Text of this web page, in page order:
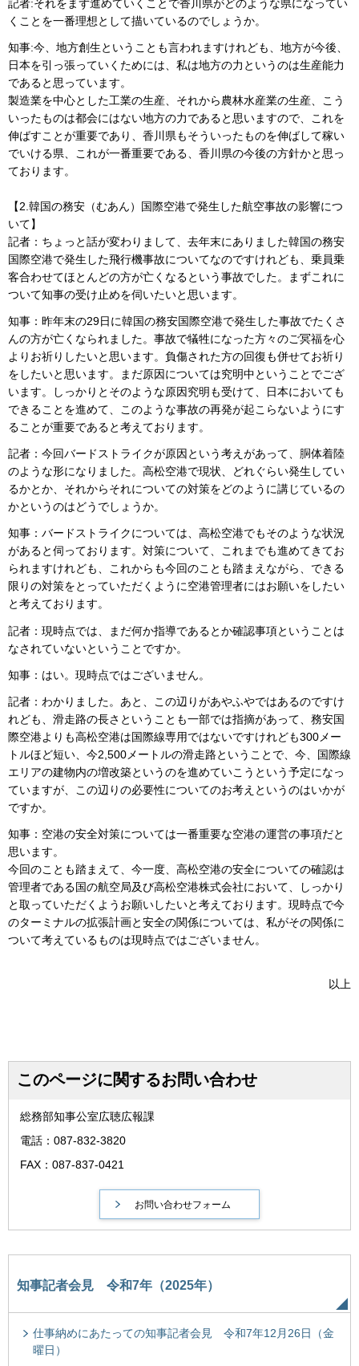
記者:それをまず進めていくことで香川県がどのような県になってい
くことを一番理想として描いているのでしょうか。
知事:今、地方創生ということも言われますけれども、地方が今後、
日本を引っ張っていくためには、私は地方の力というのは生産能力
であると思っています。
製造業を中心とした工業の生産、それから農林水産業の生産、こう
いったものは都会にはない地方の力であると思いますので、これを
伸ばすことが重要であり、香川県もそういったものを伸ばして稼い
でいける県、これが一番重要である、香川県の今後の方針かと思っ
ております。
【2.韓国の務安（むあん）国際空港で発生した航空事故の影響につ
いて】
記者：ちょっと話が変わりまして、去年末にありました韓国の務安
国際空港で発生した飛行機事故についてなのですけれども、乗員乗
客合わせてほとんどの方が亡くなるという事故でした。まずこれに
ついて知事の受け止めを伺いたいと思います。
知事：昨年末の29日に韓国の務安国際空港で発生した事故でたくさ
んの方が亡くなられました。事故で犠牲になった方々のご冥福を心
よりお祈りしたいと思います。負傷された方の回復も併せてお祈り
をしたいと思います。まだ原因については究明中ということでござ
います。しっかりとそのような原因究明も受けて、日本においても
できることを進めて、このような事故の再発が起こらないようにす
ることが重要であると考えております。
記者：今回バードストライクが原因という考えがあって、胴体着陸
のような形になりました。高松空港で現状、どれぐらい発生してい
るかとか、それからそれについての対策をどのように講じているの
かというのはどうでしょうか。
知事：バードストライクについては、高松空港でもそのような状況
があると伺っております。対策について、これまでも進めてきてお
られますけれども、これからも今回のことも踏まえながら、できる
限りの対策をとっていただくように空港管理者にはお願いをしたい
と考えております。
記者：現時点では、まだ何か指導であるとか確認事項ということは
なされていないということですか。
知事：はい。現時点ではございません。
記者：わかりました。あと、この辺りがあやふやではあるのですけ
れども、滑走路の長さということも一部では指摘があって、務安国
際空港よりも高松空港は国際線専用ではないですけれども300メー
トルほど短い、今2,500メートルの滑走路ということで、今、国際線
エリアの建物内の増改築というのを進めていこうという予定になっ
ていますが、この辺りの必要性についてのお考えというのはいかが
ですか。
知事：空港の安全対策については一番重要な空港の運営の事項だと
思います。
今回のことも踏まえて、今一度、高松空港の安全についての確認は
管理者である国の航空局及び高松空港株式会社において、しっかり
と取っていただくようお願いしたいと考えております。現時点で今
のターミナルの拡張計画と安全の関係については、私がその関係に
ついて考えているものは現時点ではございません。
以上
このページに関するお問い合わせ
総務部知事公室広聴広報課
電話：087-832-3820
FAX：087-837-0421
知事記者会見 令和7年（2025年）
仕事納めにあたっての知事記者会見 令和7年12月26日（金
曜日）